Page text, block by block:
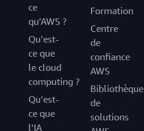
ce
qu’AWS ?
Qu’est-
ce que
le cloud
computing ?
Qu’est-
ce que
l’IA
Formation
Centre
de
confiance
AWS
Bibliothèque
de
solutions